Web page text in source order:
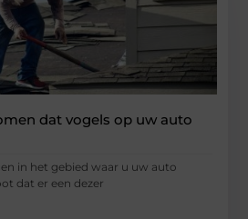
dat vogels op uw auto
in het gebied waar u uw auto
dat er een dezer